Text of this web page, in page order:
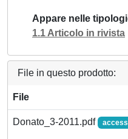
Appare nelle
1.1 Articolo in rivista
File in questo prodotto:
File
Donato_3-2011.pdf